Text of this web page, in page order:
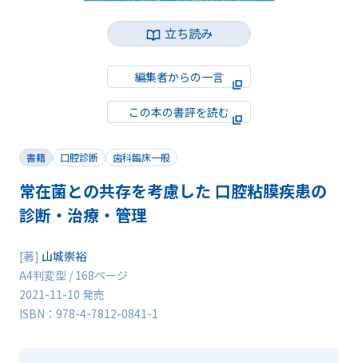
著者一覧
立ち読み
編集者からの一言
この本の書評を読む
書籍 口腔診断 歯科臨床一般
常在菌との共存を考慮した 口腔粘膜疾患の
診断・治療・管理
[著] 山城崇裕
A4判変型 / 168ページ
2021-11-10 発売
ISBN：978-4-7812-0841-1